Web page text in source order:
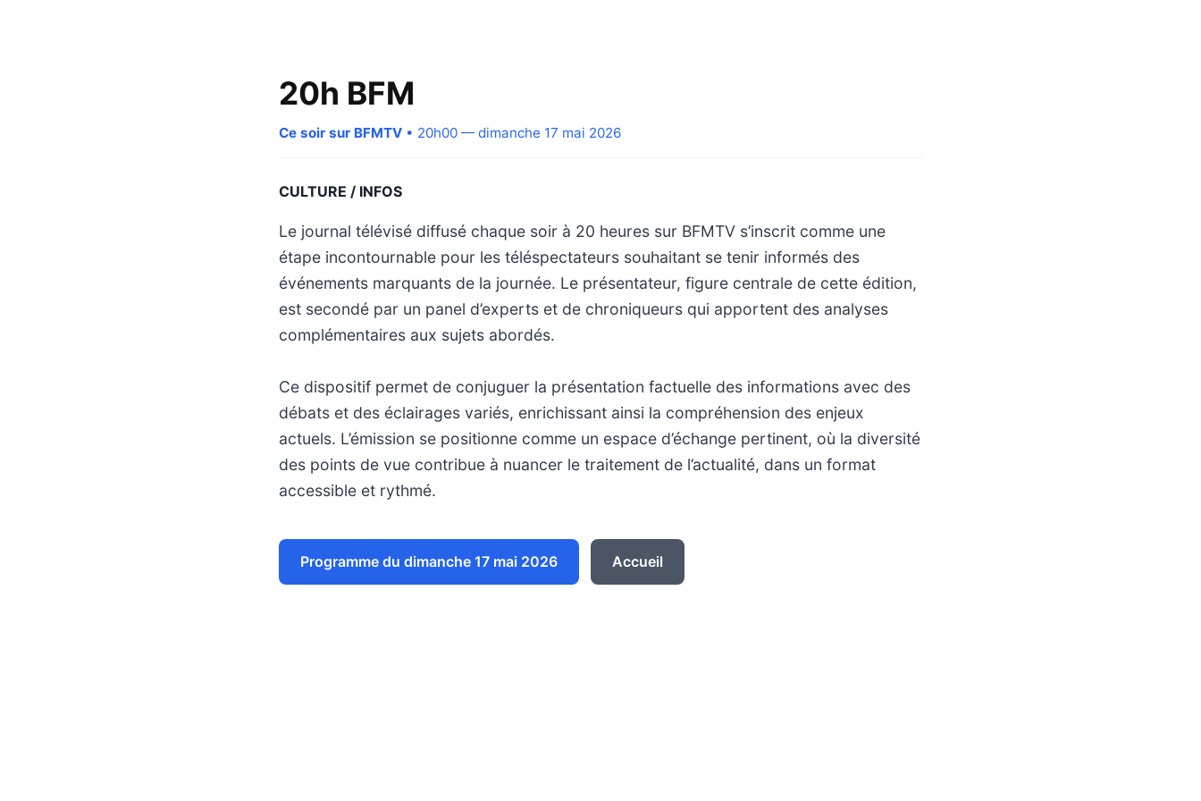
20h BFM
Ce soir sur BFMTV • 20h00 — dimanche 17 mai 2026
CULTURE / INFOS
Le journal télévisé diffusé chaque soir à 20 heures sur BFMTV s’inscrit comme une
étape incontournable pour les téléspectateurs souhaitant se tenir informés des
événements marquants de la journée. Le présentateur, figure centrale de cette édition,
est secondé par un panel d’experts et de chroniqueurs qui apportent des analyses
complémentaires aux sujets abordés.
Ce dispositif permet de conjuguer la présentation factuelle des informations avec des
débats et des éclairages variés, enrichissant ainsi la compréhension des enjeux
actuels. L’émission se positionne comme un espace d’échange pertinent, où la diversité
des points de vue contribue à nuancer le traitement de l’actualité, dans un format
accessible et rythmé.
Programme du dimanche 17 mai 2026 Accueil